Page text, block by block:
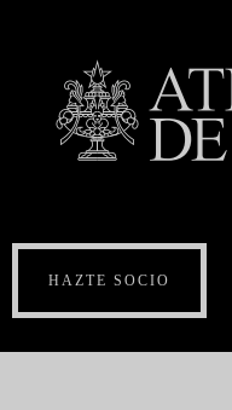
HAZTE SOCIO